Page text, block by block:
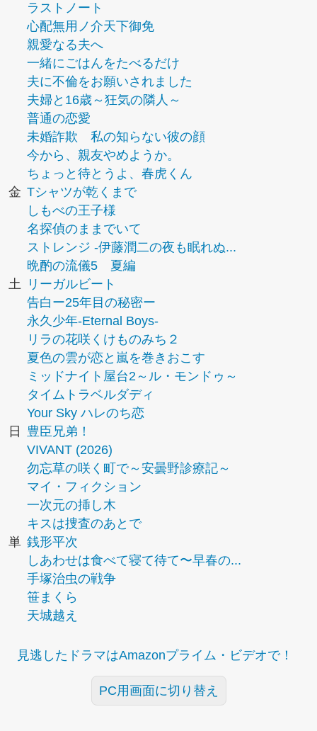
ラストノート
心配無用ノ介天下御免
親愛なる夫へ
一緒にごはんをたべるだけ
夫に不倫をお願いされました
夫婦と16歳～狂気の隣人～
普通の恋愛
未婚詐欺 私の知らない彼の顔
今から、親友やめようか。
ちょっと待とうよ、春虎くん
金 Tシャツが乾くまで
しもべの王子様
名探偵のままでいて
ストレンジ -伊藤潤二の夜も眠れぬ...
晩酌の流儀5 夏編
土
リーガルビート
告白ー25年目の秘密ー
永久少年-Eternal Boys-
リラの花咲くけものみち２
夏色の雲が恋と嵐を巻きおこす
ミッドナイト屋台2～ル・モンドゥ～
タイムトラベルダディ
Your Sky ハレのち恋
日
豊臣兄弟！
VIVANT (2026)
勿忘草の咲く町で～安曇野診療記～
マイ・フィクション
一次元の挿し木
キスは捜査のあとで
単 銭形平次
しあわせは食べて寝て待て〜早春の...
手塚治虫の戦争
笹まくら
天城越え
見逃したドラマはAmazonプライム・ビデオで！
PC用画面に切り替え